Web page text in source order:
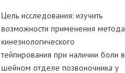
Цель исследования: изучить
возможности применения метода
кинезиологического
тейпирования при наличии боли в
шейном отделе позвоночника у